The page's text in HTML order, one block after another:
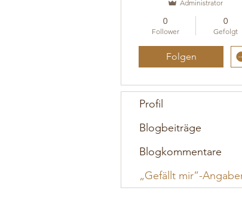
Administrator
0
Follower
0
Gefolgt
Folgen
Profil
Blogbeiträge
Blogkommentare
„Gefällt mir”-